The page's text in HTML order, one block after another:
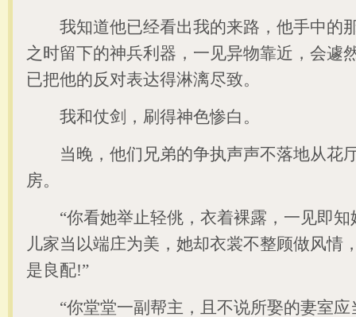
我知道他已经看出我的来路，他手中的
之时留下的神兵利器，一见异物靠近，会遽
已把他的反对表达得淋漓尽致。
我和仗剑，刷得神色惨白。
当晚，他们兄弟的争执声声不落地从花
房。
“你看她举止轻佻，衣着裸露，一见即知
儿家当以端庄为美，她却衣裳不整顾做风情
是良配!”
“你堂堂一副帮主，且不说所娶的妻室应